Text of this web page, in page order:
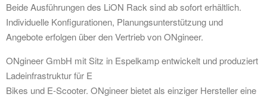
Beide Ausführungen des LiON Rack sind ab sofort erhältlich.
Individuelle Konfigurationen, Planungsunterstützung und
Angebote erfolgen über den Vertrieb von ONgineer.
ONgineer GmbH mit Sitz in Espelkamp entwickelt und produziert
Ladeinfrastruktur für E
Bikes und E-Scooter. ONgineer bietet als einziger Hersteller eine